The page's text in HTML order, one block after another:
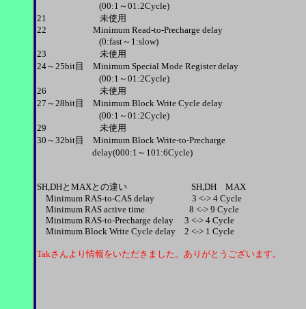
(00:1～01:2Cycle)
21 未使用
22 Minimum Read-to-Precharge delay
(0:fast～1:slow)
23 未使用
24～25bit目 Minimum Special Mode Register delay
(00:1～01:2Cycle)
26 未使用
27～28bit目 Minimum Block Write Cycle delay
(00:1～01:2Cycle)
29 未使用
30～32bit目 Minimum Block Write-to-Precharge
delay(000:1～101:6Cycle)
SH,DHとMAXとの違い SH,DH MAX
Minimum RAS-to-CAS delay 3 <-> 4 Cycle
Minimum RAS active time 8 <-> 9 Cycle
Minimum RAS-to-Precharge delay 3 <-> 4 Cycle
Minimum Block Write Cycle delay 2 <-> 1 Cycle
Takさんより情報をいただきました。ありがとうございます。